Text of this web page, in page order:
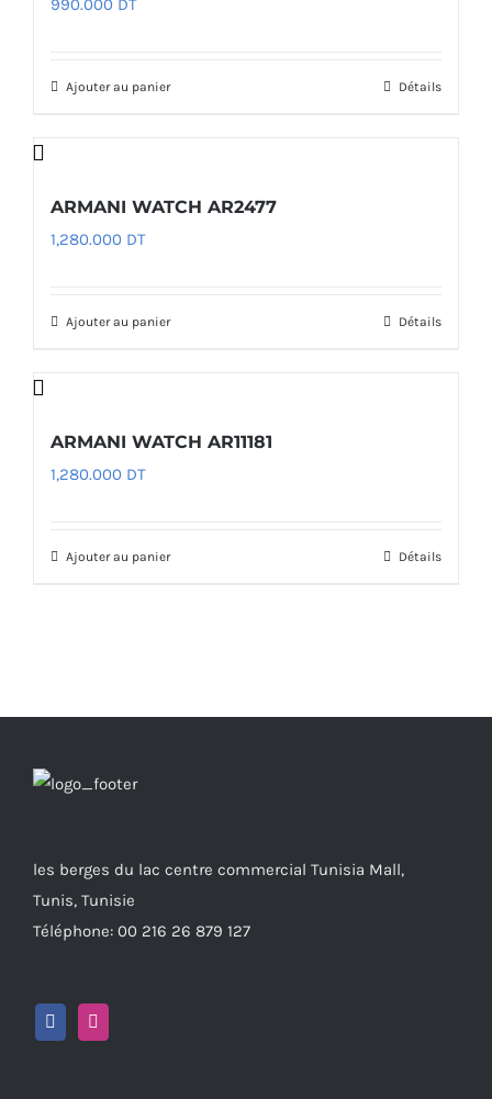
990.000 DT
Ajouter au panier Détails
ARMANI WATCH AR2477
1,280.000 DT
Ajouter au panier Détails
ARMANI WATCH AR11181
1,280.000 DT
Ajouter au panier Détails
les berges du lac centre commercial Tunisia Mall,
Tunis, Tunisie
Téléphone: 00 216 26 879 127